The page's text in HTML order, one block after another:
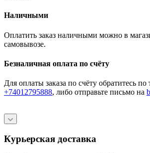
Наличными
Оплатить заказ наличными можно в
самовывозе.
Безналичная оплата по счёту
Для оплаты заказа по счёту обратитесь по
+74012795888, либо отправьте письмо на
Курьерская доставка